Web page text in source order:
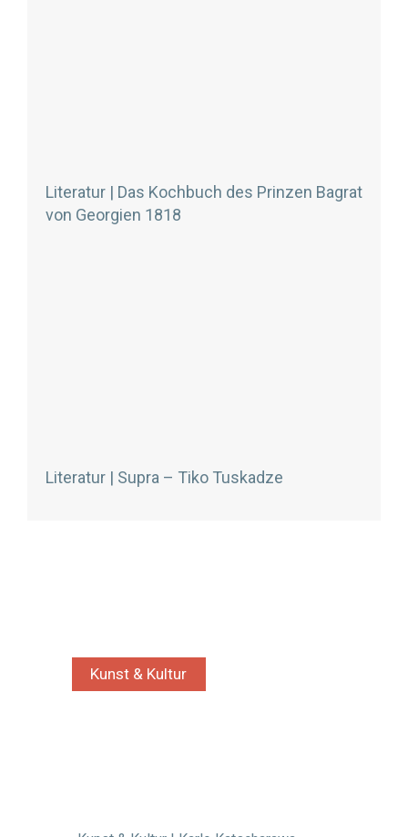
Literatur | Das Kochbuch des Prinzen Bagrat
von Georgien 1818
Literatur | Supra – Tiko Tuskadze
Kunst & Kultur